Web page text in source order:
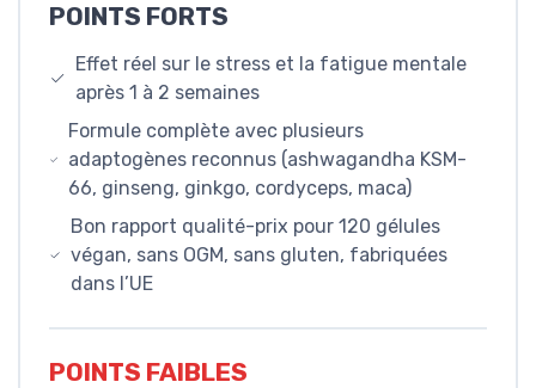
POINTS FORTS
Effet réel sur le stress et la fatigue mentale
après 1 à 2 semaines
Formule complète avec plusieurs
adaptogènes reconnus (ashwagandha KSM-
66, ginseng, ginkgo, cordyceps, maca)
Bon rapport qualité-prix pour 120 gélules
végan, sans OGM, sans gluten, fabriquées
dans l’UE
POINTS FAIBLES